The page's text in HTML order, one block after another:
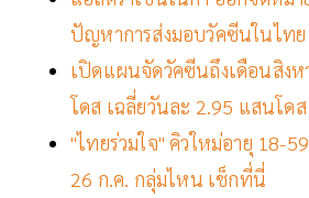
ปัญหาการส่งมอบวัคซีนในไทย
เปิดแผนจัดวัคซีนถึงเดือนสิง
โดส เฉลี่ยวันละ 2.95 แสนโดส
"ไทยร่วมใจ" คิวใหม่อายุ 18-
26 ก.ค. กลุ่มไหน เช็กที่นี่